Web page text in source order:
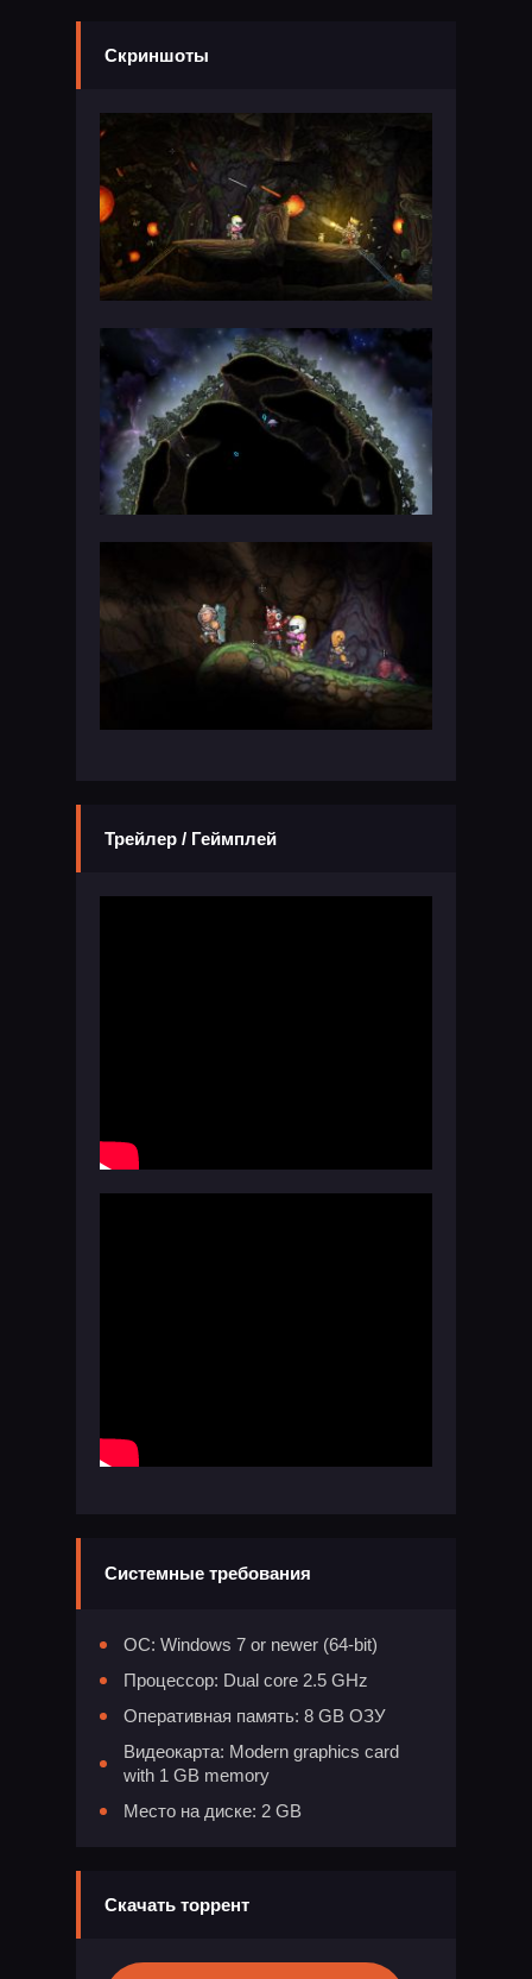
Скриншоты
Трейлер / Геймплей
Системные требования
ОС: Windows 7 or newer (64-bit)
Процессор: Dual core 2.5 GHz
Оперативная память: 8 GB ОЗУ
Видеокарта: Modern graphics card
with 1 GB memory
Место на диске: 2 GB
Скачать торрент